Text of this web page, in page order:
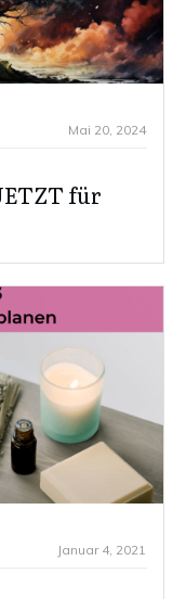
Mai 20, 2024
für
Januar 4, 2021